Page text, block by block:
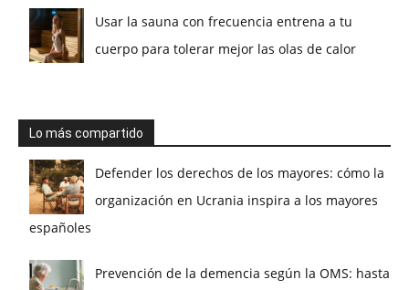
Usar la sauna con frecuencia entrena a tu
cuerpo para tolerar mejor las olas de calor
Lo más compartido
Defender los derechos de los mayores: cómo la
organización en Ucrania inspira a los mayores
españoles
Prevención de la demencia según la OMS: hasta